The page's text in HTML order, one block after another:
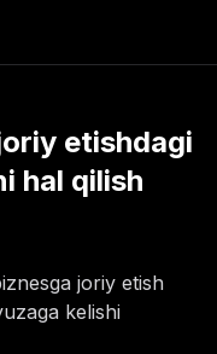
etishdagi
hal qilish
joriy etish
kelishi